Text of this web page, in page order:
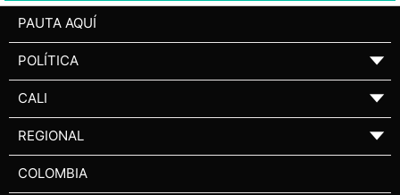
PAUTA AQUÍ
POLÍTICA ▼
CALI ▼
REGIONAL ▼
COLOMBIA